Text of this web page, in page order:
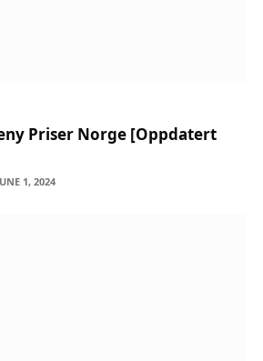
Priser Norge [Oppdatert
1, 2024